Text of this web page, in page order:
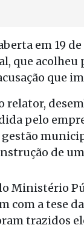
em 19
que
que
relator,
pelo
de
Ministério
com a tese
trazidos